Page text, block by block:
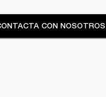
CON NOSOTROS